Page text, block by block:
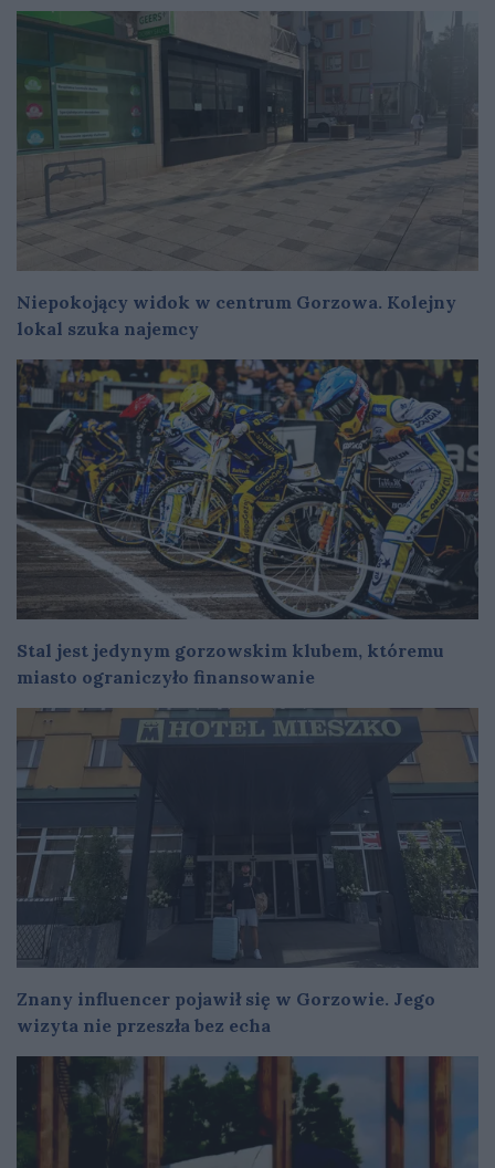
Niepokojący widok w centrum Gorzowa. Kolejny
lokal szuka najemcy
Stal jest jedynym gorzowskim klubem, któremu
miasto ograniczyło finansowanie
Znany influencer pojawił się w Gorzowie. Jego
wizyta nie przeszła bez echa